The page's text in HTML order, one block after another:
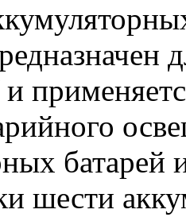
батарей
шести